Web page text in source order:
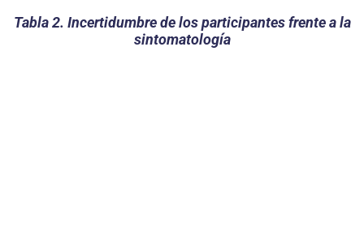
Tabla 2. Incertidumbre de los participantes frente a la
sintomatología